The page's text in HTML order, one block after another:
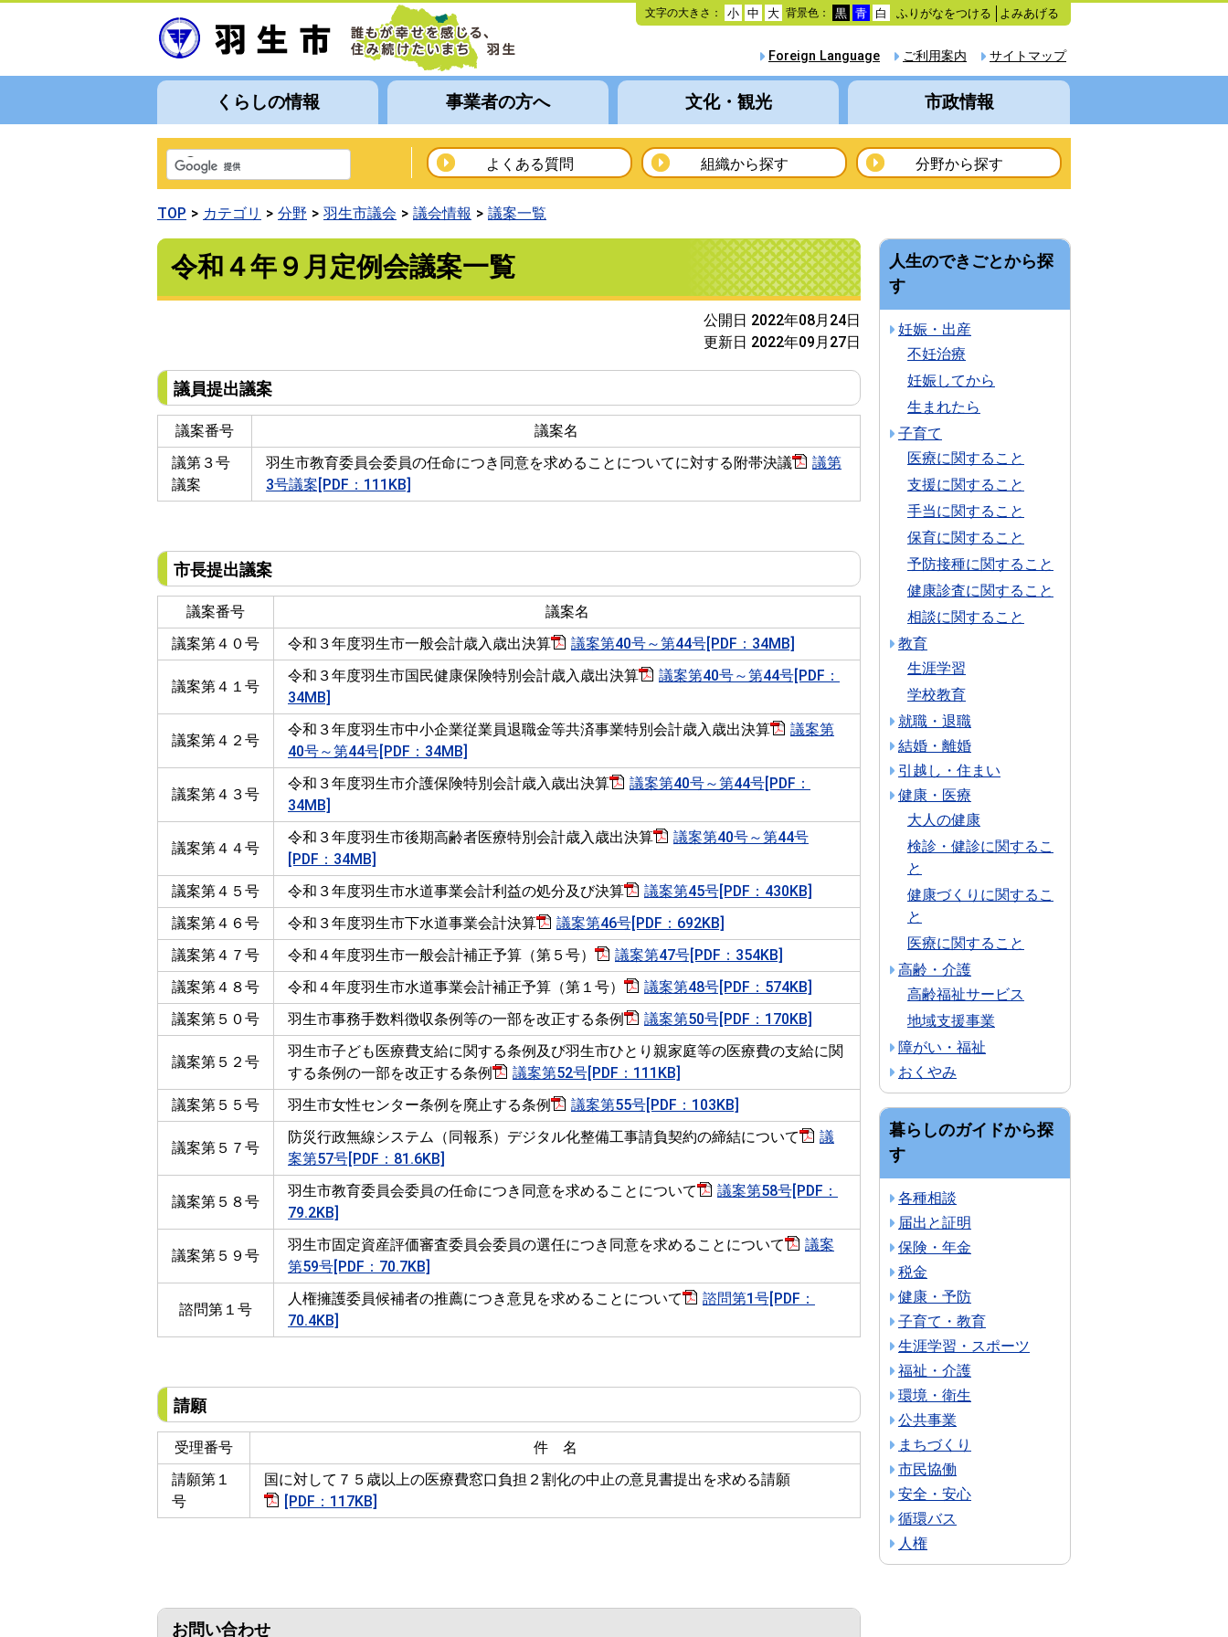
本
文
動
文字の大きさ： 小 中 大 背景色： 黒 青 白 ふりがなをつける よみあげる
サイトマップ
ご利用案内
Foreign Language
くらしの情報 事業者の方へ 文化・観光 市政情報
よくある質問 組織から探す 分野から探す
TOP カテゴリ 分野 羽生市議会 議会情報 議案一覧
令和４年９月定例会議案一覧
公開日 2022年08月24日
更新日 2022年09月27日
議員提出議案
議案番号
議案名
議第３号
議案
羽生市教育委員会委員の任命につき同意を求めることについてに対する附帯決議
議第
3号議案[PDF：111KB]
市長提出議案
議案番号
議案名
議案第４０号
令和３年度羽生市一般会計歳入歳出決算 議案第40号～第44号[PDF：34MB]
議案第４１号
令和３年度羽生市国民健康保険特別会計歳入歳出決算
議案第40号～第44号[PDF：
34MB]
議案第４２号
令和３年度羽生市中小企業従業員退職金等共済事業特別会計歳入歳出決算
議案第
40号～第44号[PDF：34MB]
議案第４３号
令和３年度羽生市介護保険特別会計歳入歳出決算
議案第40号～第44号[PDF：
34MB]
議案第４４号
令和３年度羽生市後期高齢者医療特別会計歳入歳出決算
議案第40号～第44号
[PDF：34MB]
議案第４５号
令和３年度羽生市水道事業会計利益の処分及び決算
議案第45号[PDF：430KB]
議案第４６号
令和３年度羽生市下水道事業会計決算
議案第46号[PDF：692KB]
議案第４７号
令和４年度羽生市一般会計補正予算（第５号）
議案第47号[PDF：354KB]
議案第４８号
令和４年度羽生市水道事業会計補正予算（第１号）
議案第48号[PDF：574KB]
議案第５０号
羽生市事務手数料徴収条例等の一部を改正する条例 議案第50号[PDF：170KB]
議案第５２号
羽生市子ども医療費支給に関する条例及び羽生市ひとり親家庭等の医療費の支給に関
する条例の一部を改正する条例
議案第52号[PDF：111KB]
議案第５５号
羽生市女性センター条例を廃止する条例 議案第55号[PDF：103KB]
議案第５７号
防災行政無線システム（同報系）デジタル化整備工事請負契約の締結について
議
案第57号[PDF：81.6KB]
議案第５８号
羽生市教育委員会委員の任命につき同意を求めることについて
議案第58号[PDF：
79.2KB]
議案第５９号
羽生市固定資産評価審査委員会委員の選任につき同意を求めることについて
議案
第59号[PDF：70.7KB]
諮問第１号
人権擁護委員候補者の推薦につき意見を求めることについて
諮問第1号[PDF：
70.4KB]
請願
受理番号
件 名
請願第１
号
国に対して７５歳以上の医療費窓口負担２割化の中止の意見書提出を求める請願
[PDF：117KB]
お問い合わせ
人生のできごとから探
す
妊娠・出産
不妊治療
妊娠してから
生まれたら
子育て
医療に関すること
支援に関すること
手当に関すること
保育に関すること
予防接種に関すること
健康診査に関すること
相談に関すること
教育
生涯学習
学校教育
就職・退職
結婚・離婚
引越し・住まい
健康・医療
大人の健康
検診・健診に関するこ
と
健康づくりに関するこ
と
医療に関すること
高齢・介護
高齢福祉サービス
地域支援事業
障がい・福祉
おくやみ
暮らしのガイドから探
す
各種相談
届出と証明
保険・年金
税金
健康・予防
子育て・教育
生涯学習・スポーツ
福祉・介護
環境・衛生
公共事業
まちづくり
市民協働
安全・安心
循環バス
人権